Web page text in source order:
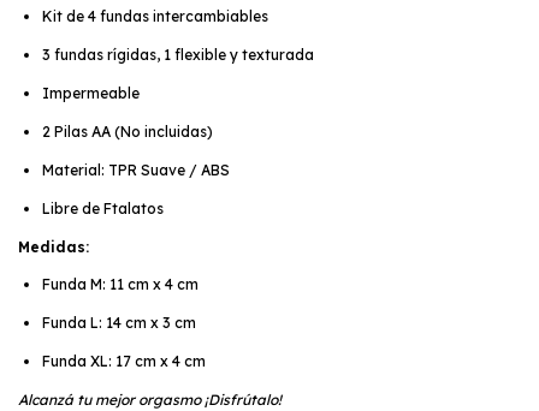
Kit de 4 fundas intercambiables
3 fundas rígidas, 1 flexible y texturada
Impermeable
2 Pilas AA (No incluidas)
Material: TPR Suave / ABS
Libre de Ftalatos
Medidas:
Funda M: 11 cm x 4 cm
Funda L: 14 cm x 3 cm
Funda XL: 17 cm x 4 cm
Alcanzá tu mejor orgasmo ¡Disfrútalo!